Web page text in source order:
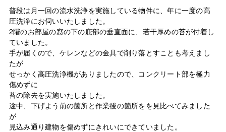
普段は月一回の流水洗浄を実施している物件に、年に一度の高
圧洗浄にお伺いいたしました。
2階のお部屋の窓の下の庇部の垂直面に、若干厚めの苔が付着し
ていました。
手が届くので、ケレンなどの金具で削り落とすことも考えまし
たが
せっかく高圧洗浄機がありましたので、コンクリート部を極力
傷めずに
苔の除去を実施いたしました。
途中、下げよう前の箇所と作業後の箇所をを見比べてみました
が
見込み通り建物を傷めずにきれいにできていました。